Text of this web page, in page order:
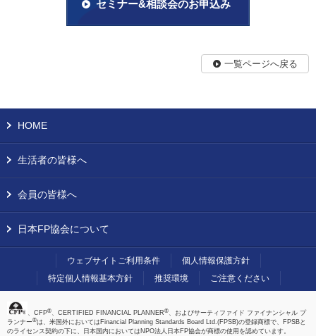
セミナー&相談会のお申込み
一覧ページへ戻る
HOME
生活者の皆様へ
会員の皆様へ
日本FP協会について
ウェブサイトご利用条件
個人情報保護方針
特定個人情報基本方針
推奨環境 ご注意ください
、CFP®、CERTIFIED FINANCIAL PLANNER®、およびサーティファイド ファイナンシャル プ
ランナー®は、米国外においてはFinancial Planning Standards Board Ltd.(FPSB)の登録商標で、FPSBと
のライセンス契約の下に、日本国内においてはNPO法人日本FP協会が商標の使用を認めています。